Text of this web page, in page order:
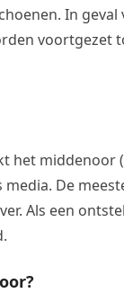
In
voortgezet
het
De
Als een